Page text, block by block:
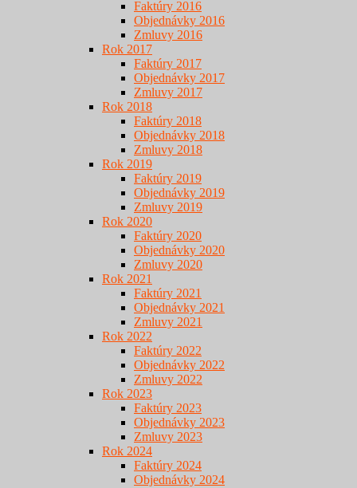
Faktúry 2016
Objednávky 2016
Zmluvy 2016
Rok 2017
Faktúry 2017
Objednávky 2017
Zmluvy 2017
Rok 2018
Faktúry 2018
Objednávky 2018
Zmluvy 2018
Rok 2019
Faktúry 2019
Objednávky 2019
Zmluvy 2019
Rok 2020
Faktúry 2020
Objednávky 2020
Zmluvy 2020
Rok 2021
Faktúry 2021
Objednávky 2021
Zmluvy 2021
Rok 2022
Faktúry 2022
Objednávky 2022
Zmluvy 2022
Rok 2023
Faktúry 2023
Objednávky 2023
Zmluvy 2023
Rok 2024
Faktúry 2024
Objednávky 2024